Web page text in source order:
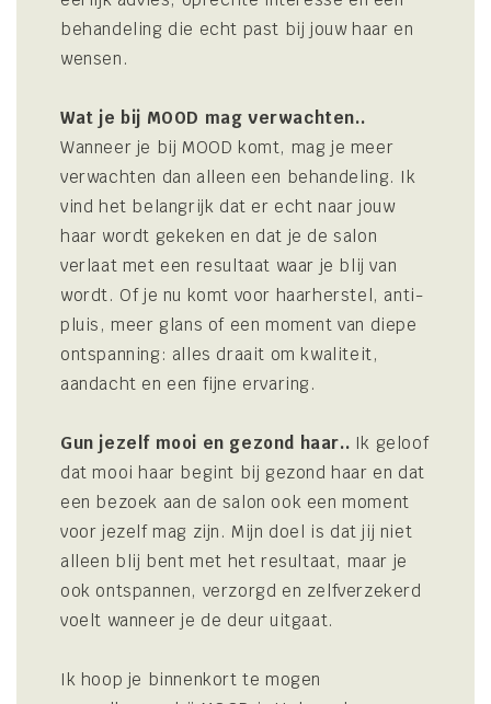
behandeling die echt past bij jouw haar en
wensen.
Wat je bij MOOD mag verwachten..
Wanneer je bij MOOD komt, mag je meer
verwachten dan alleen een behandeling. Ik
vind het belangrijk dat er echt naar jouw
haar wordt gekeken en dat je de salon
verlaat met een resultaat waar je blij van
wordt. Of je nu komt voor haarherstel, anti-
pluis, meer glans of een moment van diepe
ontspanning: alles draait om kwaliteit,
aandacht en een fijne ervaring.
Gun jezelf mooi en gezond haar.. Ik geloof
dat mooi haar begint bij gezond haar en dat
een bezoek aan de salon ook een moment
voor jezelf mag zijn. Mijn doel is dat jij niet
alleen blij bent met het resultaat, maar je
ook ontspannen, verzorgd en zelfverzekerd
voelt wanneer je de deur uitgaat.
Ik hoop je binnenkort te mogen